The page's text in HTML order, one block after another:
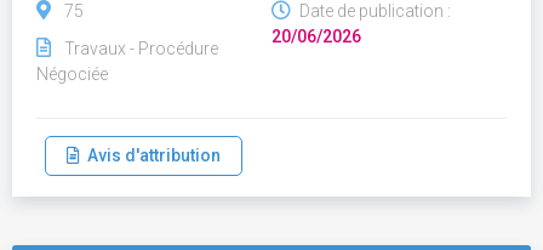
75
Travaux - Procédure
Négociée
Date de publication :
20/06/2026
Avis d'attribution